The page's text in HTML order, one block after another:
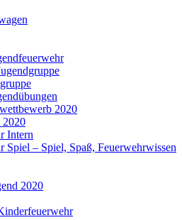
2020
2020
Intern
Spiel – Spiel, Spaß, Feuerwehrwissen
2020